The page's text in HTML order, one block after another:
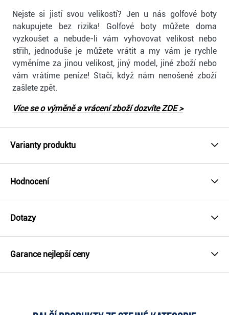
Nejste si jistí svou velikostí? Jen u nás golfové boty
nakupujete bez rizika! Golfové boty můžete doma
vyzkoušet a nebude-li vám vyhovovat velikost nebo
střih, jednoduše je můžete vrátit a my vám je rychle
vyměníme za jinou velikost, jiný model, jiné zboží nebo
vám vrátíme peníze! Stačí, když nám nenošené zboží
zašlete zpět.
Více se o výměně a vrácení zboží dozvíte ZDE >
Varianty produktu
Hodnocení
Dotazy
Garance nejlepší ceny